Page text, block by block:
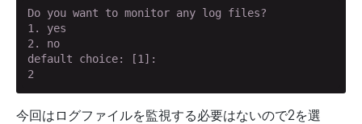
Do you want to monitor any log files?
1. yes
2. no
default choice: [1]:
2
今回はログファイルを監視する必要はないので2を選